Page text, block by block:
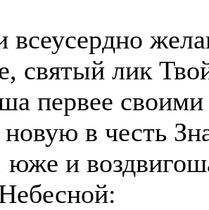
святый лик
первее
новую в честь
юже и